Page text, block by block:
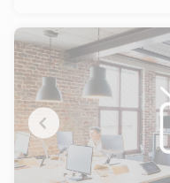
Parking sous-sol SKY :
Parking ss-sol résidence
Frais de notaires réduits